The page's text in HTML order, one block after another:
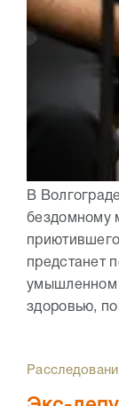
В
бездомному
предстанет
умышленном
здоровью,